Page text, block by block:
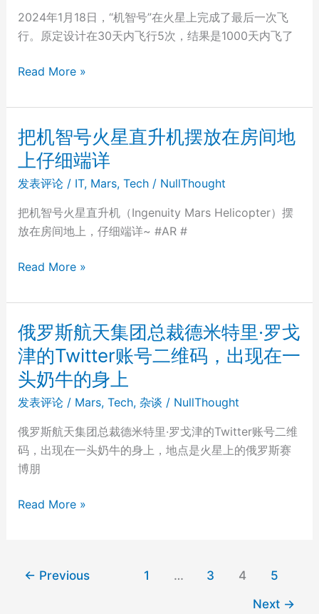
了
聊
舰
次
测
试
行，
以
下
是
否
会
将
推
进
像
用
筷
一
2024年1月18日，“机智号”在火星上完成了最后一次飞
行。原定设计在30天内飞行5次，结果是1000天内飞了
“机
号”
火
星
直
升
任
务
束
Read More »
把机智号火星直升机摆放在房间地
上仔细端详
发表评论 / IT, Mars, Tech/ NullThought
把机智号火星直升机（Ingenuity Mars Helicopter）摆
放在房间地上，仔细端详~ #AR #
把
智
号
火
星
直
升
摆
放
在
间
细
Read More »
俄罗斯航天集团总裁德米特里·罗戈
津的Twitter账号二维码，出现在一
头奶牛的身上
发表评论 / Mars, Tech, 杂谈 / NullThought
俄罗斯航天集团总裁德米特里·罗戈津的Twitter账号二维
码，出现在一头奶牛的身上，地点是火星上的俄罗斯赛
博朋
俄
天
Read More »
← Previous 1 … 3 4
5
Next →